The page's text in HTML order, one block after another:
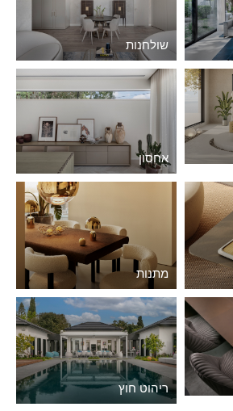
שולחנות
אחסון
מתנות
ריהוט חוץ